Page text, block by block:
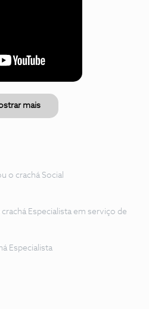
mais
o crachá Social
Especialista em serviço de
Especialista